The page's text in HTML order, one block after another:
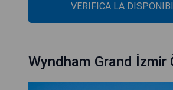
VERIFICA LA
Wyndham Grand İzmir